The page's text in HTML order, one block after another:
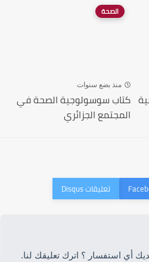
الصحة
منذ بضع سنوات
كتاب سوسولوجية الصحة في
المجتمع الجزائري
أي استفسار ؟ اترك تعليقك لنا.